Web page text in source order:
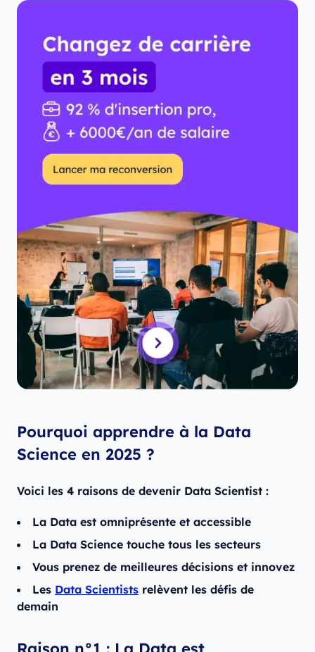
Pourquoi apprendre à la Data
Science en 2025 ?
Voici les 4 raisons de devenir Data Scientist :
La Data est omniprésente et accessible
La Data Science touche tous les secteurs
Vous prenez de meilleures décisions et innovez
Les Data Scientists relèvent les défis de
demain